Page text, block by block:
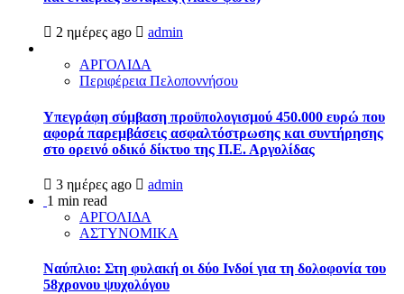
2 ημέρες ago admin
ΑΡΓΟΛΙΔΑ
Περιφέρεια Πελοποννήσου
Υπεγράφη σύμβαση προϋπολογισμού 450.000 ευρώ που
αφορά παρεμβάσεις ασφαλτόστρωσης και συντήρησης
στο ορεινό οδικό δίκτυο της Π.Ε. Αργολίδας
3 ημέρες ago
admin
1 min read
ΑΡΓΟΛΙΔΑ
ΑΣΤΥΝΟΜΙΚΑ
Ναύπλιο: Στη φυλακή οι δύο Ινδοί για τη δολοφονία του
58χρονου ψυχολόγου